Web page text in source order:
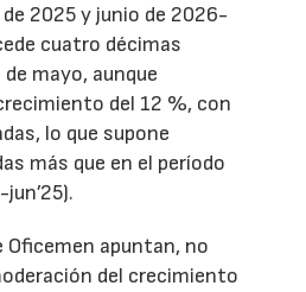
2025 y junio de 2026-
cuatro décimas
mayo, aunque
del 12 %, con
lo que supone
más que en el período
Oficemen apuntan, no
del crecimiento